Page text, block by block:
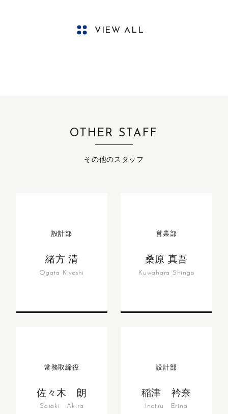
VIEW ALL
OTHER STAFF
その他のスタッフ
設計部
緒方 清
Ogata Kiyoshi
営業部
桑原 真吾
Kuwahara Shingo
常務取締役
佐々木 朗
Sasaki Akira
設計部
稲津 衿奈
Inatsu Erina